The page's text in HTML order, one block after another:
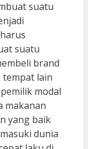
suatu
suatu
brand
lain
modal
makanan
yang baik
dunia